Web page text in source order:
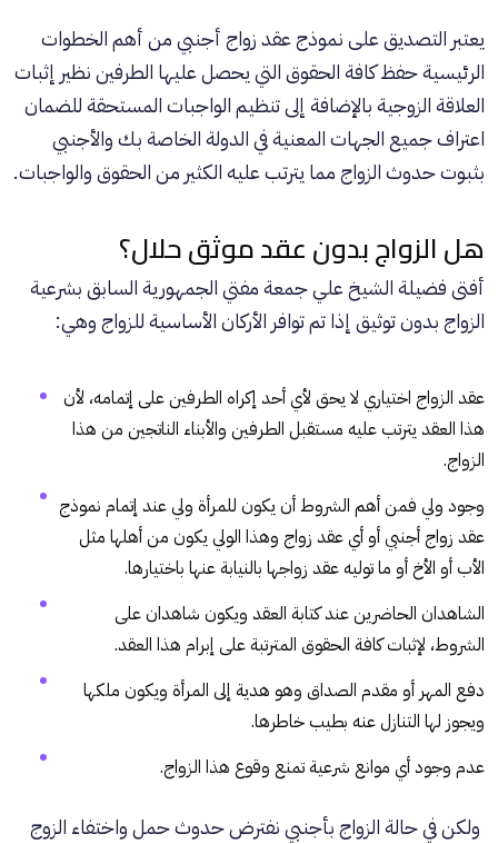
يعتبر التصديق على نموذج عقد زواج أجنبي من أهم الخطوات
الرئيسية حفظ كافة الحقوق التي يحصل عليها الطرفين نظير إثبات
العلاقة الزوجية بالإضافة إلى تنظيم الواجبات المستحقة للضمان
اعتراف جميع الجهات المعنية في الدولة الخاصة بك والأجنبي
بثبوت حدوث الزواج مما يترتب عليه الكثير من الحقوق والواجبات.
هل الزواج بدون عقد موثق حلال؟
أفتى فضيلة الشيخ علي جمعة مفتي الجمهورية السابق بشرعية
الزواج بدون توثيق إذا تم توافر الأركان الأساسية للزواج وهي:
عقد الزواج اختياري لا يحق لأي أحد إكراه الطرفين على إتمامه، لأن
هذا العقد يترتب عليه مستقبل الطرفين والأبناء الناتجين من هذا
الزواج.
وجود ولي فمن أهم الشروط أن يكون للمرأة ولي عند إتمام نموذج
عقد زواج أجنبي أو أي عقد زواج وهذا الولي يكون من أهلها مثل
الأب أو الأخ أو ما توليه عقد زواجها بالنيابة عنها باختيارها.
الشاهدان الحاضرين عند كتابة العقد ويكون شاهدان على
الشروط، لإثبات كافة الحقوق المترتبة على إبرام هذا العقد.
دفع المهر أو مقدم الصداق وهو هدية إلى المرأة ويكون ملكها
ويجوز لها التنازل عنه بطيب خاطرها.
عدم وجود أي موانع شرعية تمنع وقوع هذا الزواج.
ولكن في حالة الزواج بأجنبي نفترض حدوث حمل واختفاء الزوج